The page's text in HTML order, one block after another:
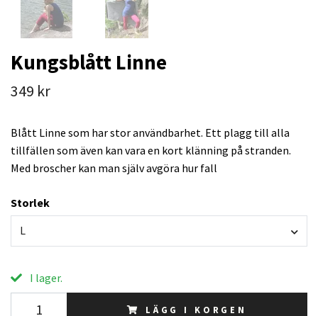
Kungsblått Linne
349 kr
Blått Linne som har stor användbarhet. Ett plagg till alla
tillfällen som även kan vara en kort klänning på stranden.
Med broscher kan man själv avgöra hur fall
Storlek
L
I lager.
LÄGG I KORGEN